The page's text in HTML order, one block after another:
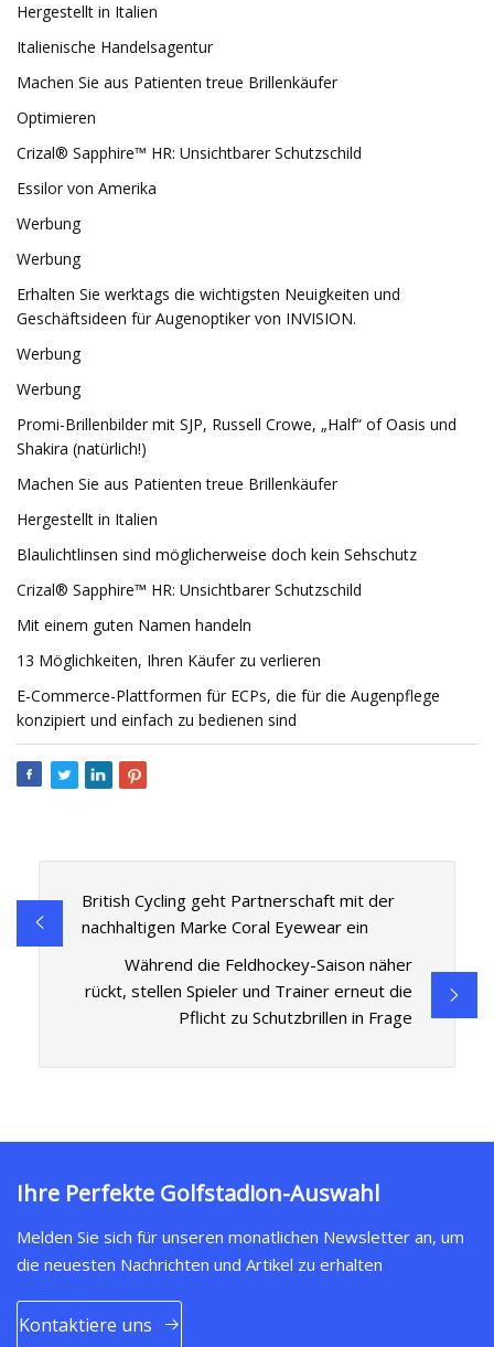
Hergestellt in Italien
Italienische Handelsagentur
Machen Sie aus Patienten treue Brillenkäufer
Optimieren
Crizal® Sapphire™ HR: Unsichtbarer Schutzschild
Essilor von Amerika
Werbung
Werbung
Erhalten Sie werktags die wichtigsten Neuigkeiten und
Geschäftsideen für Augenoptiker von INVISION.
Werbung
Werbung
Promi-Brillenbilder mit SJP, Russell Crowe, „Half“ of Oasis und
Shakira (natürlich!)
Machen Sie aus Patienten treue Brillenkäufer
Hergestellt in Italien
Blaulichtlinsen sind möglicherweise doch kein Sehschutz
Crizal® Sapphire™ HR: Unsichtbarer Schutzschild
Mit einem guten Namen handeln
13 Möglichkeiten, Ihren Käufer zu verlieren
E-Commerce-Plattformen für ECPs, die für die Augenpflege
konzipiert und einfach zu bedienen sind
British Cycling geht Partnerschaft mit der
nachhaltigen Marke Coral Eyewear ein
Während die Feldhockey-Saison näher
rückt, stellen Spieler und Trainer erneut die
Pflicht zu Schutzbrillen in Frage
Ihre Perfekte Golfstadion-Auswahl
Melden Sie sich für unseren monatlichen Newsletter an, um
die neuesten Nachrichten und Artikel zu erhalten
Kontaktiere uns